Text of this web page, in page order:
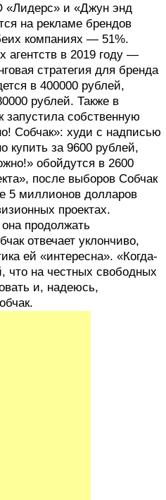
«Лидерс» и «Джун энд
на рекламе брендов
компаниях — 51%.
в 2019 году —
стратегия для бренда
в 400000 рублей,
рублей. Также в
запустила собственную
Собчак»: худи с надписью
купить за 9600 рублей,
обойдутся в 2600
после выборов Собчак
5 миллионов долларов
проектах.
продолжать
отвечает уклончиво,
ей «интересна». «Когда-
что на честных свободных
и, надеюсь,